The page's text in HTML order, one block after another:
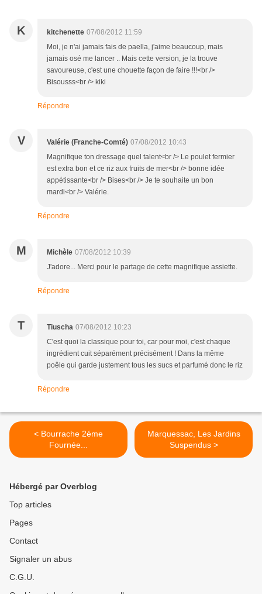
K kitchenette 07/08/2012 11:59
Moi, je n'ai jamais fais de paella, j'aime beaucoup, mais
jamais osé me lancer .. Mais cette version, je la trouve
savoureuse, c'est une chouette façon de faire !!!<br />
Bisousss<br /> kiki
Répondre
V Valérie (Franche-Comté) 07/08/2012 10:43
Magnifique ton dressage quel talent<br /> Le poulet fermier
est extra bon et ce riz aux fruits de mer<br /> bonne idée
appétissante<br /> Bises<br /> Je te souhaite un bon
mardi<br /> Valérie.
Répondre
M Michèle 07/08/2012 10:39
J'adore... Merci pour le partage de cette magnifique assiette.
Répondre
T Tiuscha 07/08/2012 10:23
C'est quoi la classique pour toi, car pour moi, c'est chaque
ingrédient cuit séparément précisément ! Dans la même
poêle qui garde justement tous les sucs et parfumé donc le riz
Répondre
< Bourrache 2éme
Fournée...
Marquessac, Les Jardins
Suspendus >
Hébergé par Overblog
Top articles
Pages
Contact
Signaler un abus
C.G.U.